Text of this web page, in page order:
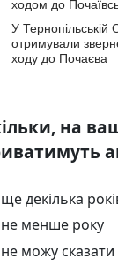
ходом до
У
отримували
ходу до Почаєва
на
ще декілька
не менше року
не можу сказати